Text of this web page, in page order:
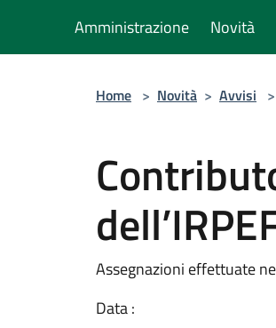
Amministrazione Novità
Home > Novità > Avvisi >
Assegnazioni effettuate
Data :